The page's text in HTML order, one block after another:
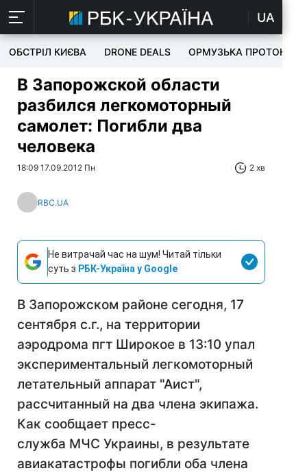
UA
ОБСТРІЛ КИЄВА DRONE DEALS ОРМУЗЬКА ПРОТОКА
В Запорожской области
разбился легкомоторный
самолет: Погибли два
человека
18:09 17.09.2012 Пн 2 хв
RBC.UA
Не витрачай час на шум! Читай тільки
суть з РБК-Україна у Google
В Запорожском районе сегодня, 17
сентября с.г., на территории
аэродрома пгт Широкое в 13:10 упал
экспериментальный легкомоторный
летательный аппарат "Аист",
рассчитанный на два члена экипажа.
Как сообщает пресс-
служба МЧС Украины, в результате
авиакатастрофы погибли оба члена